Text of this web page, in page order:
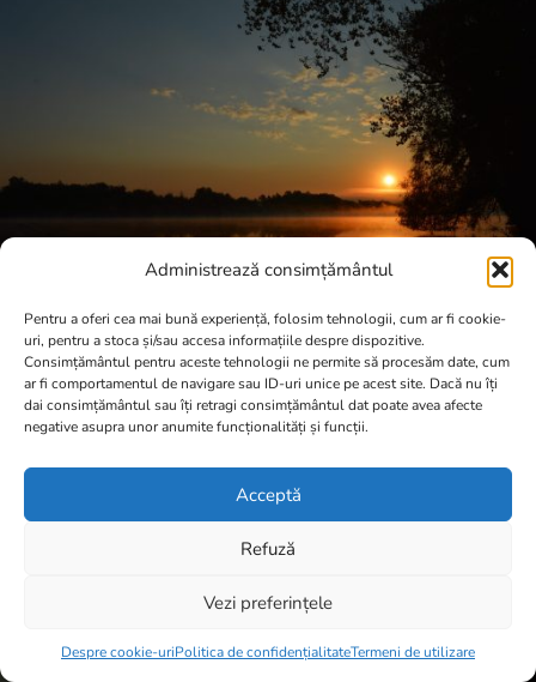
Administrează consimțământul
Pentru a oferi cea mai bună experiență, folosim tehnologii, cum ar fi cookie-
uri, pentru a stoca și/sau accesa informațiile despre dispozitive.
Consimțământul pentru aceste tehnologii ne permite să procesăm date, cum
ar fi comportamentul de navigare sau ID-uri unice pe acest site. Dacă nu îți
dai consimțământul sau îți retragi consimțământul dat poate avea afecte
negative asupra unor anumite funcționalități și funcții.
Acceptă
Refuză
Vezi preferințele
Despre cookie-uriPolitica de confidențialitateTermeni de utilizare
0 items -0,00lei